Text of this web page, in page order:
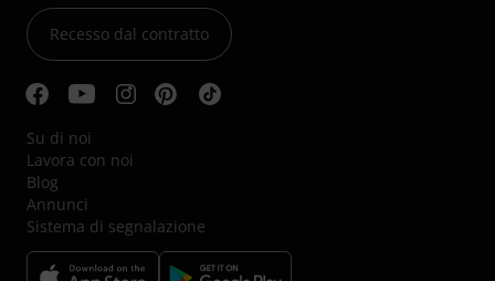
Recesso dal contratto
Su di noi
Lavora con noi
Blog
Annunci
Sistema di segnalazione